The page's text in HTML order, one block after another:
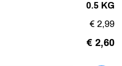
0.5 KG
€ 2,99
€ 2,60